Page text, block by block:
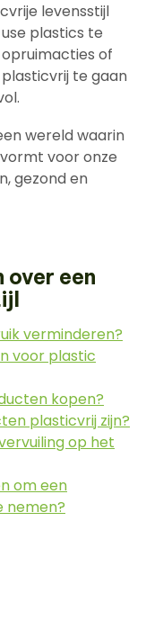
levensstijl
plastics te
of
te gaan
wereld waarin
voor onze
gezond en
een
verminderen?
voor plastic
kopen?
plasticvrij zijn?
op het
om een
nemen?